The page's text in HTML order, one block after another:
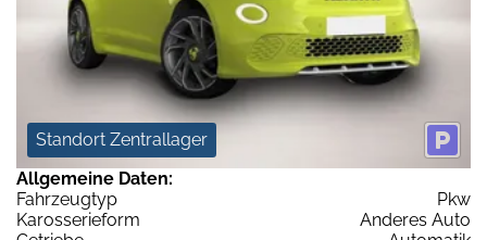
Standort Zentrallager
Allgemeine Daten:
Fahrzeugtyp
Pkw
Karosserieform
Anderes Auto